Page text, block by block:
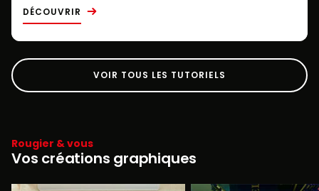
DÉCOUVRIR
VOIR TOUS LES TUTORIELS
Rougier & vous
Vos créations graphiques